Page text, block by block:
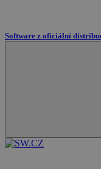
Software z oficiální